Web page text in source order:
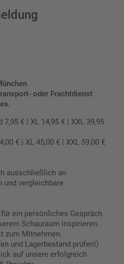
oder Frachtdienst
7,95 € | XL 14,95 € | XXL 39,95
€ | XL 45,00 € | XXL 59,00 €
ausschließlich an
und vergleichbare
ein persönliches Gespräch
Schauraum inspirieren.
zum Mitnehmen.
und Lagerbestand prüfen!)
auf unsere erfolgreich